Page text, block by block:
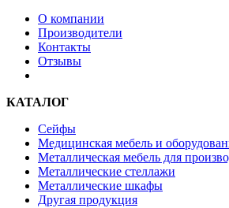
О компании
Производители
Контакты
Отзывы
КАТАЛОГ
Сейфы
Медицинская мебель и
Металлическая мебель для
Металлические стеллажи
Металлические шкафы
Другая продукция